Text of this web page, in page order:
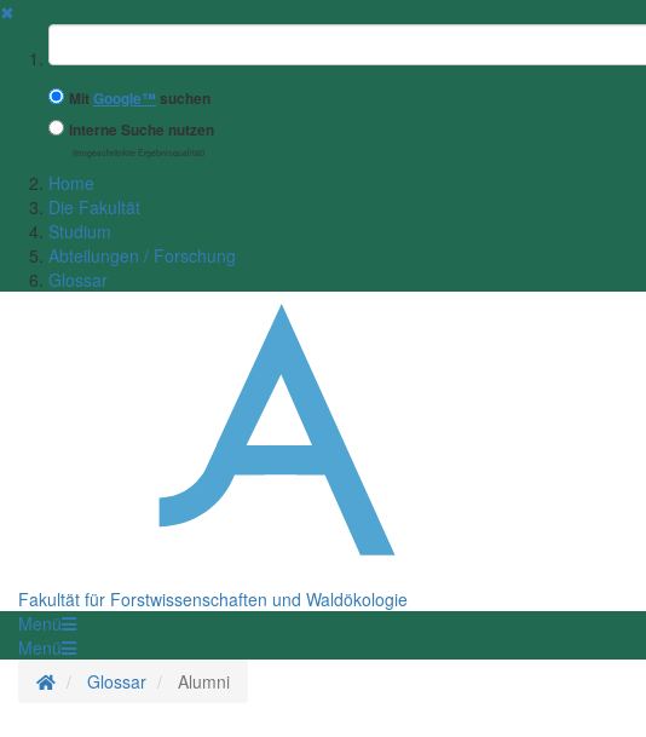
✖
Suchbegriff
MitGoogle™ suchen
Interne Suche nutzen
(eingeschränkte Ergebnisqualität)
Home
Die Fakultät
Studium
Abteilungen / Forschung
Glossar
Fakultät für Forstwissenschaften und Waldökologie
Menü
Menü
Startseite
Glossar Alumni